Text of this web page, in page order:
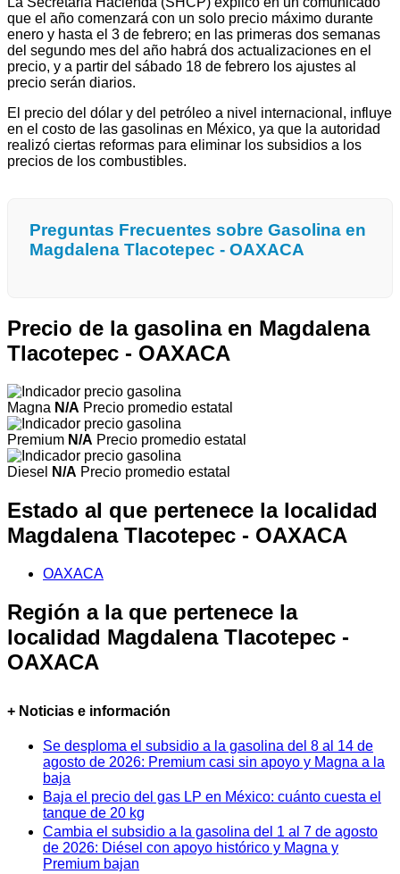
que el año comenzará con un solo precio máximo durante
enero y hasta el 3 de febrero; en las primeras dos semanas
del segundo mes del año habrá dos actualizaciones en el
precio, y a partir del sábado 18 de febrero los ajustes al
precio serán diarios.
El precio del dólar y del petróleo a nivel internacional, influye
en el costo de las gasolinas en México, ya que la autoridad
realizó ciertas reformas para eliminar los subsidios a los
precios de los combustibles.
Preguntas Frecuentes sobre Gasolina en
Magdalena Tlacotepec - OAXACA
Precio de la gasolina en Magdalena
Tlacotepec - OAXACA
Magna N/A Precio promedio estatal
Premium N/A Precio promedio estatal
Diesel N/A Precio promedio estatal
Estado al que pertenece la localidad
Magdalena Tlacotepec - OAXACA
OAXACA
Región a la que pertenece la
localidad Magdalena Tlacotepec -
OAXACA
+ Noticias e información
Se desploma el subsidio a la gasolina del 8 al 14 de
agosto de 2026: Premium casi sin apoyo y Magna a la
baja
Baja el precio del gas LP en México: cuánto cuesta el
tanque de 20 kg
Cambia el subsidio a la gasolina del 1 al 7 de agosto
de 2026: Diésel con apoyo histórico y Magna y
Premium bajan